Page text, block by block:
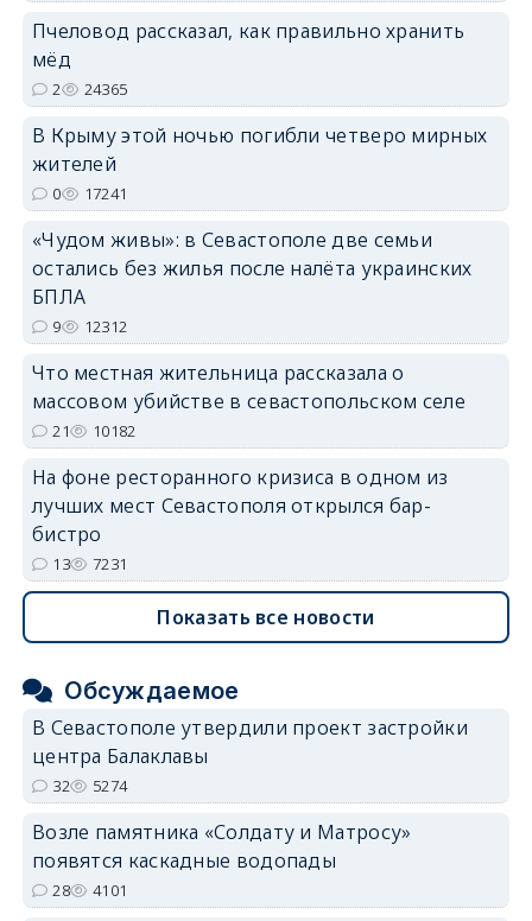
Пчеловод рассказал, как правильно хранить
мёд
2 24365
В Крыму этой ночью погибли четверо мирных
жителей
0 17241
«Чудом живы»: в Севастополе две семьи
остались без жилья после налёта украинских
БПЛА
9 12312
Что местная жительница рассказала о
массовом убийстве в севастопольском селе
21 10182
На фоне ресторанного кризиса в одном из
лучших мест Севастополя открылся бар-
бистро
13 7231
Показать все новости
Обсуждаемое
В Севастополе утвердили проект застройки
центра Балаклавы
32 5274
Возле памятника «Солдату и Матросу»
появятся каскадные водопады
28 4101